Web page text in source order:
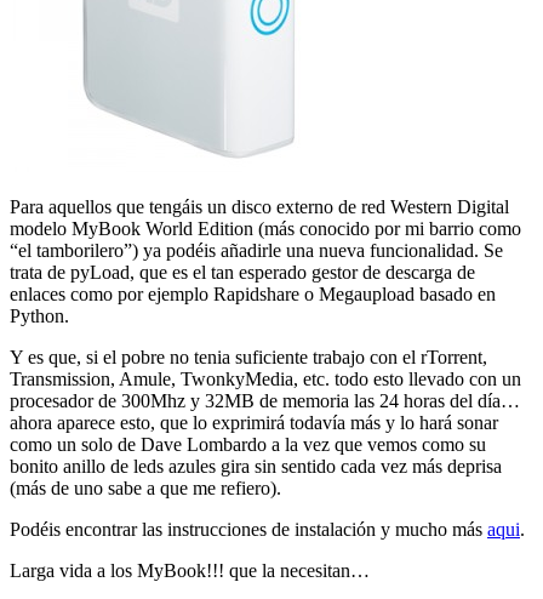
Para aquellos que tengáis un disco externo de red Western Digital
modelo MyBook World Edition (más conocido por mi barrio como
“el tamborilero”) ya podéis añadirle una nueva funcionalidad. Se
trata de pyLoad, que es el tan esperado gestor de descarga de
enlaces como por ejemplo Rapidshare o Megaupload basado en
Python.
Y es que, si el pobre no tenia suficiente trabajo con el rTorrent,
Transmission, Amule, TwonkyMedia, etc. todo esto llevado con un
procesador de 300Mhz y 32MB de memoria las 24 horas del día…
ahora aparece esto, que lo exprimirá todavía más y lo hará sonar
como un solo de Dave Lombardo a la vez que vemos como su
bonito anillo de leds azules gira sin sentido cada vez más deprisa
(más de uno sabe a que me refiero).
Podéis encontrar las instrucciones de instalación y mucho más aqui.
Larga vida a los MyBook!!! que la necesitan…